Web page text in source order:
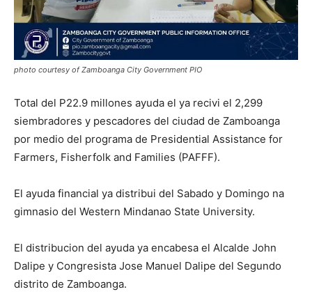
photo courtesy of Zamboanga City Government PIO
Total del P22.9 millones ayuda el ya recivi el 2,299
siembradores y pescadores del ciudad de Zamboanga
por medio del programa de Presidential Assistance for
Farmers, Fisherfolk and Families (PAFFF).
El ayuda financial ya distribui del Sabado y Domingo na
gimnasio del Western Mindanao State University.
El distribucion del ayuda ya encabesa el Alcalde John
Dalipe y Congresista Jose Manuel Dalipe del Segundo
distrito de Zamboanga.